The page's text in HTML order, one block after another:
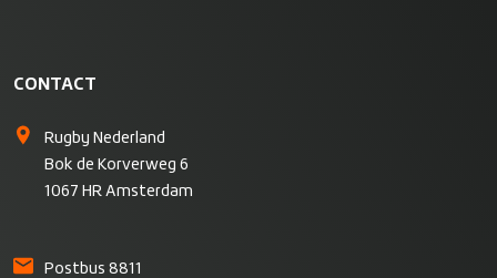
CONTACT
Rugby Nederland
Bok de Korverweg 6
1067 HR Amsterdam
Postbus 8811